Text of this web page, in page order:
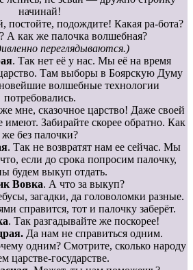
начинай!
постойте, подождите! Какая ра-бота?
А как же палочка волшебная?
переглядываются.)
. Так нет её у нас. Мы её на время
Там выборы в Боярскую Думу
волшебные технологии
потребовались.
мне, сказочное царство! Даже своей
Забирайте скорее обратно. Как
же без палочки?
. Так не возвратят нам ее сейчас. Мы
если до срока попросим палочку,
будем выкуп отдать.
Вовка. А что за выкуп?
загадки, да головоломки разные.
справится, тот и палочку заберёт.
. Так разгадывайте же поскорее!
Да нам не справиться одним.
одним? Смотрите, сколько народу
царстве-государстве.